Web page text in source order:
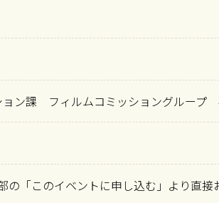
ョン課 フィルムコミッショングルー
の「このイベントに申し込む」より直接